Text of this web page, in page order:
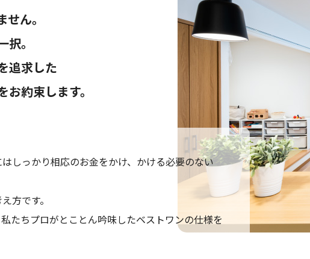
2026.05.23 大阪府枚方市にてお引き渡しいたしました。
2026.05.22 奈良県奈良市にてお引き渡しいたしました。
2026.05.19 大阪府富田林市にてお引き渡しいたしました。
滋賀県栗東市にてお引き渡しいたしました。
大阪府豊中市にてお引き渡しいたしました。
2026.04.18 奈良県磯城郡田原本町にてお引き渡しいたしました。
ん。
。
追求した
約束します。
しっかり相応のお金をかけ、かける必要のない
方です。
たちプロがとことん吟味したベストワンの仕様を